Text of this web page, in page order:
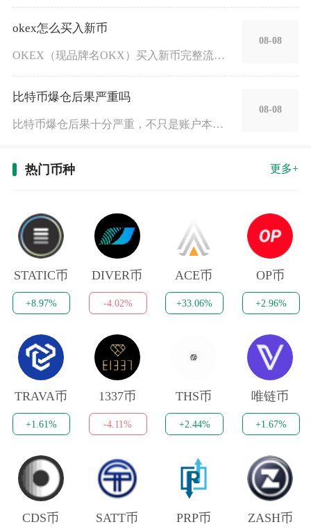
okex怎么买入新币
OKEX（现品牌名OKX）买入新币完整流程为注册实名、准备计
08-08
比特币爆仓后果严重吗
比特币爆仓后果十分严重，不只是账户本金清零，还会伴随连锁资金
08-08
热门币种 更多+
STATIC币
+8.97%
DIVER币
-4.02%
ACE币
+33.06%
OP币
+2.96%
TRAVA币
+1.61%
1337币
-4.11%
THS币
+2.44%
唯链币
+1.67%
CDS币 SATT币 PRP币 ZASH币